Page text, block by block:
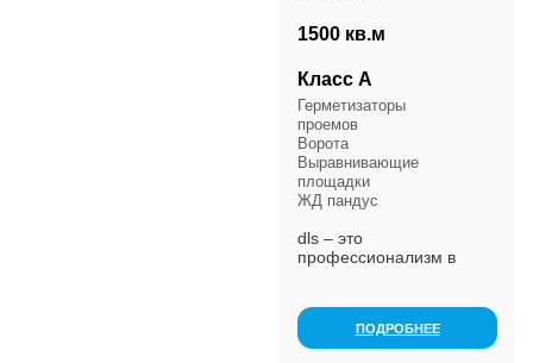
1500 кв.м
Класс А
Герметизаторы
проемов
Ворота
Выравнивающие
площадки
ЖД пандус
dls – это
профессионализм в
рефрижераторных),
железнодорожных, авиа
и морских перевозках.
ПОДРОБНЕЕ